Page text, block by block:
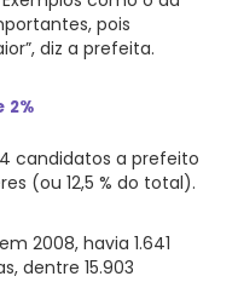
pois
diz a prefeita.
candidatos a prefeito
(ou 12,5 % do total).
2008, havia 1.641
dentre 15.903